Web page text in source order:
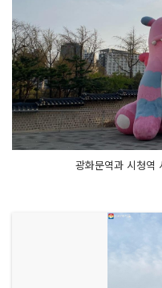
광화문역과 시청